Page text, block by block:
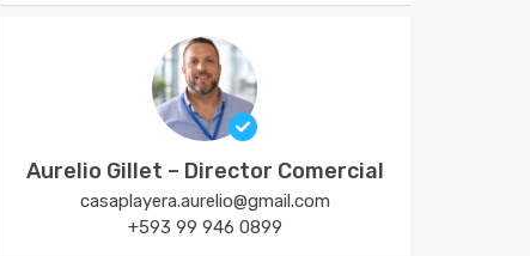
Aurelio Gillet – Director Comercial
casaplayera.aurelio@gmail.com
+593 99 946 0899